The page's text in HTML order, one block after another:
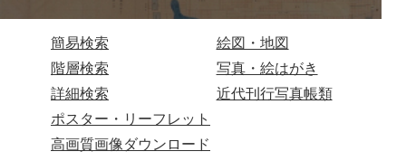
簡易検索
階層検索
詳細検索
絵図・地図
写真・絵はがき
近代刊行写真帳類
ポスター・リーフレット
高画質画像ダウンロード